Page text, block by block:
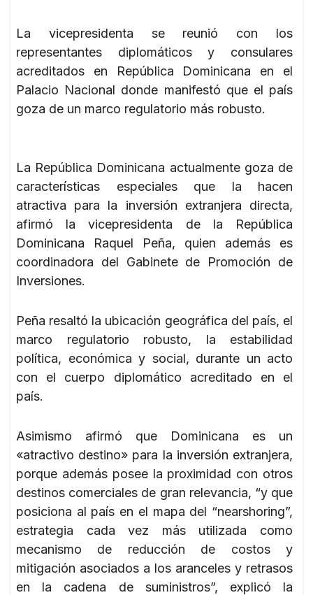
La vicepresidenta se reunió con los
representantes diplomáticos y consulares
acreditados en República Dominicana en el
Palacio Nacional donde manifestó que el país
goza de un marco regulatorio más robusto.
La República Dominicana actualmente goza de
características especiales que la hacen
atractiva para la inversión extranjera directa,
afirmó la vicepresidenta de la República
Dominicana Raquel Peña, quien además es
coordinadora del Gabinete de Promoción de
Inversiones.
Peña resaltó la ubicación geográfica del país, el
marco regulatorio robusto, la estabilidad
política, económica y social, durante un acto
con el cuerpo diplomático acreditado en el
país.
Asimismo afirmó que Dominicana es un
«atractivo destino» para la inversión extranjera,
porque además posee la proximidad con otros
destinos comerciales de gran relevancia, “y que
posiciona al país en el mapa del “nearshoring”,
estrategia cada vez más utilizada como
mecanismo de reducción de costos y
mitigación asociados a los aranceles y retrasos
en la cadena de suministros”, explicó la